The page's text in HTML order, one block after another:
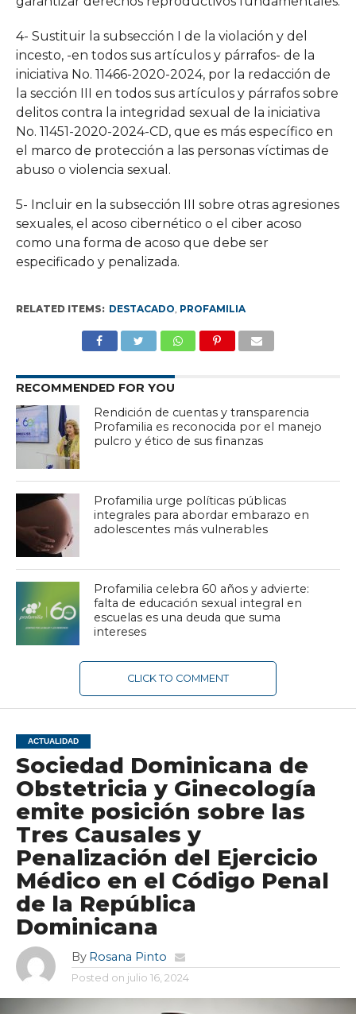
4- Sustituir la subsección I de la violación y del
incesto, -en todos sus artículos y párrafos- de la
iniciativa No. 11466-2020-2024, por la redacción de
la sección III en todos sus artículos y párrafos sobre
delitos contra la integridad sexual de la iniciativa
No. 11451-2020-2024-CD, que es más específico en
el marco de protección a las personas víctimas de
abuso o violencia sexual.
5- Incluir en la subsección III sobre otras agresiones
sexuales, el acoso cibernético o el ciber acoso
como una forma de acoso que debe ser
especificado y penalizada.
RELATED ITEMS: DESTACADO PROFAMILIA
RECOMMENDED FOR YOU
Rendición de cuentas y transparencia
Profamilia es reconocida por el manejo
pulcro y ético de sus finanzas
Profamilia urge políticas públicas
integrales para abordar embarazo en
adolescentes más vulnerables
Profamilia celebra 60 años y advierte:
falta de educación sexual integral en
escuelas es una deuda que suma
intereses
CLICK TO COMMENT
ACTUALIDAD
Sociedad Dominicana de
Obstetricia y Ginecología
emite posición sobre las
Tres Causales y
Penalización del Ejercicio
Médico en el Código Penal
de la República
Dominicana
By Rosana Pinto
Posted on julio 16, 2024